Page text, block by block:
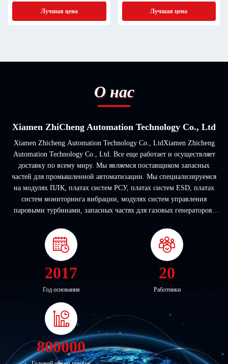
Лучшая цена
открытый, часть No 1072689
Лучшая цена
О нас
Xiamen ZhiCheng Automation Technology Co., Ltd
Xiamen Zhicheng Automation Technology Co., LtdXiamen Zhicheng
Automation Technology Co., Ltd. Все еще работает и осуществляет
доставку по всему миру. Мы являемся поставщиком запасных
частей для промышленной автоматизации. Мы специализируемся
на модулях ПЛК, платах систем РСУ, платах систем ESD, платах
систем мониторинга вибрации, модулях систем управления
паровыми турбинами, запасных частях для газовых генераторов.
техническому обслужива...
2017
Год основания
20
Работники
800000